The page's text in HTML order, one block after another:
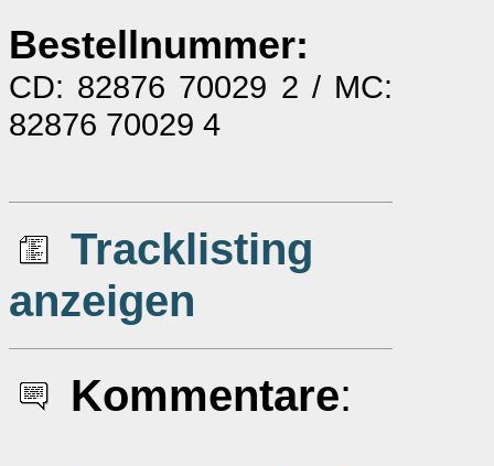
Bestellnummer:
CD: 82876 70029 2 / MC:
82876 70029 4
Tracklisting
anzeigen
Kommentare: